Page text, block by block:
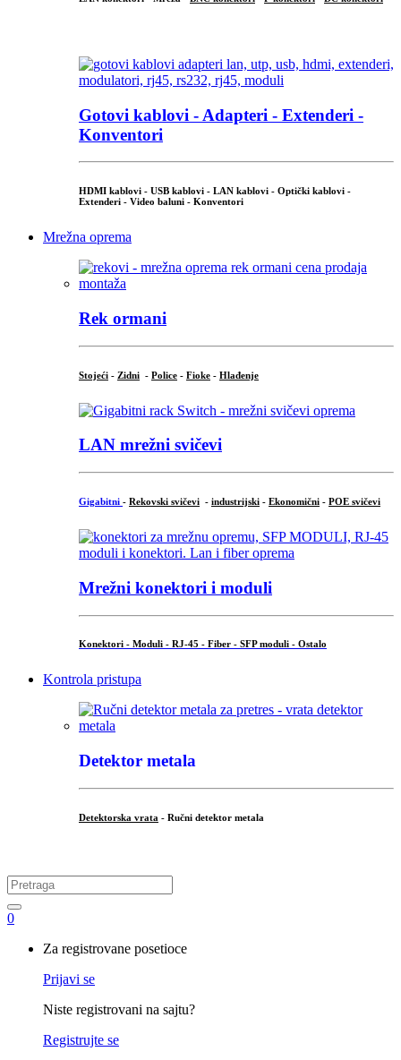
Gotovi kablovi - Adapteri - Extenderi -
Konventori
HDMI kablovi - USB kablovi - LAN kablovi - Optički kablovi -
Extenderi - Video baluni - Konventori
Mrežna oprema
Rek ormani
Stojeći - Zidni - Police - Fioke - Hlađenje
LAN mrežni svičevi
Gigabitni - Rekovski svičevi - industrijski - Ekonomični - POE svičevi
Mrežni konektori i moduli
Konektori - Moduli - RJ-45 - Fiber - SFP moduli - Ostalo
Kontrola pristupa
Detektor metala
Detektorska vrata - Ručni detektor metala
Search
for:
0
Za registrovane posetioce
Prijavi se
Niste registrovani na sajtu?
Registrujte se